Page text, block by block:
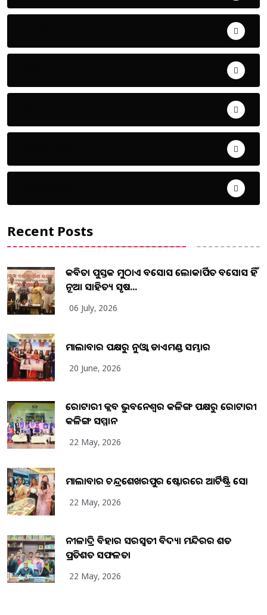
Recent Posts
କବିତା ପୁସ୍ତକ ମୁଠାଏ ଅବସୋସ ଲୋକାର୍ପିତ ଅବସୋସ ହିଁ
ନୂଆ ସାହିତ୍ୟ ସୃଷ...
06 July, 2026
ମାଲାବାର ପକ୍ଷରୁ ନୁଓ୍ବା ଡାଏମଣ୍ଡ ସମ୍ଭାର
20 June, 2026
ରୋଟାରୀ କ୍ଲବ ଭୁବନେଶ୍ୱର କଳିଙ୍ଗ ପକ୍ଷରୁ ରୋଟାରୀ
କଳିଙ୍ଗ ସମ୍ମାନ
22 May, 2026
ମାଲାବାର ଚନ୍ଦ୍ରଶେଖରପୁର ଷ୍ଟୋରରେ ଆର୍ଟିଷ୍ଟ୍ରି ସୋ
22 May, 2026
ନୀଳାଦ୍ରି ବିହାର ସରସ୍ୱତୀ ବିଦ୍ୟା ମନ୍ଦିରର ଶତ
ପ୍ରତିଶତ ସଫଳତା
22 May, 2026